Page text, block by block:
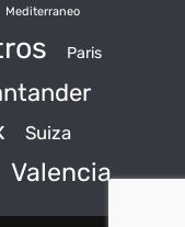
Mediterraneo
Paris
Suiza
Valencia